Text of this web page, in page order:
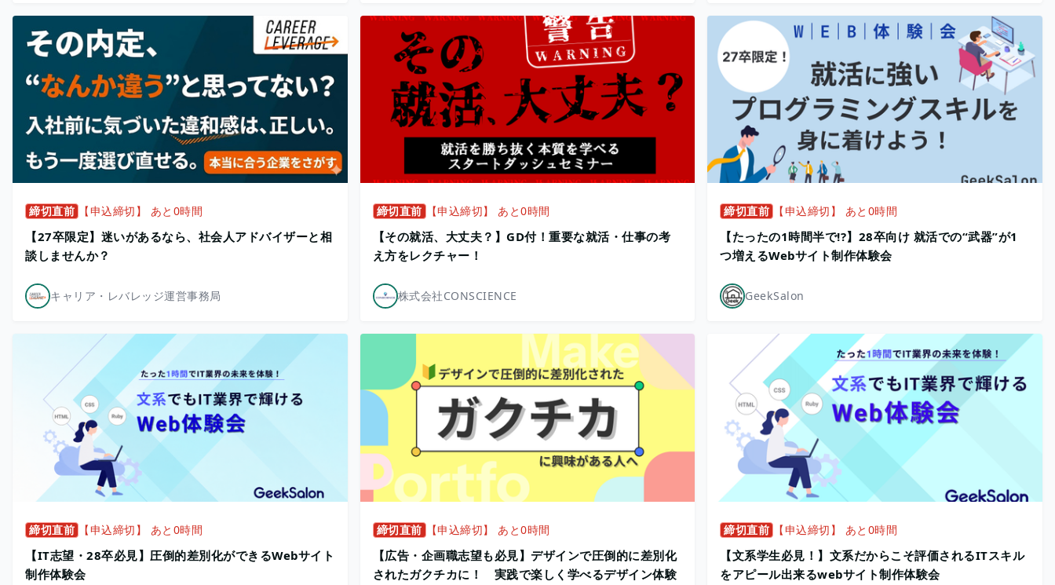
締切直前 【申込締切】 あと0時間
【27卒限定】迷いがあるなら、社会人アドバイザーと相
談しませんか？
キャリア・レバレッジ運営事務局
締切直前 【申込締切】 あと0時間
【その就活、大丈夫？】GD付！重要な就活・仕事の考
え方をレクチャー！
株式会社CONSCIENCE
締切直前 【申込締切】 あと0時間
【たったの1時間半で!?】28卒向け 就活での“武器”が1
つ増えるWebサイト制作体験会
GeekSalon
締切直前 【申込締切】 あと0時間
【IT志望・28卒必見】圧倒的差別化ができるWebサイト
制作体験会
締切直前 【申込締切】 あと0時間
【広告・企画職志望も必見】デザインで圧倒的に差別化
されたガクチカに！ 実践で楽しく学べるデザイン体験
締切直前 【申込締切】 あと0時間
【文系学生必見！】文系だからこそ評価されるITスキル
をアピール出来るwebサイト制作体験会